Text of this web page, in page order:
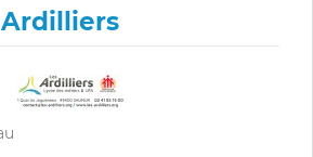
Ardilliers